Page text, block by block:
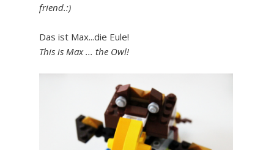
friend.:)
Das ist Max...die Eule!
This is Max ... the Owl!